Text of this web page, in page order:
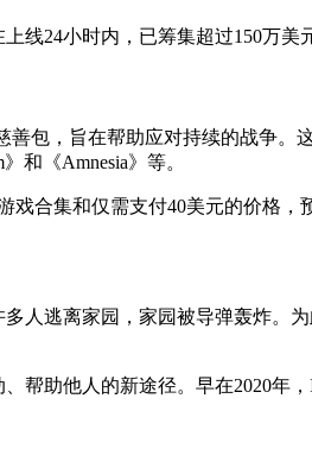
线24小时内，已筹集超过150万
包，旨在帮助应对持续的战争。
和《Amnesia》等。
戏合集和仅需支付40美元的价格
人逃离家园，家园被导弹轰炸。
帮助他人的新途径。早在2020年